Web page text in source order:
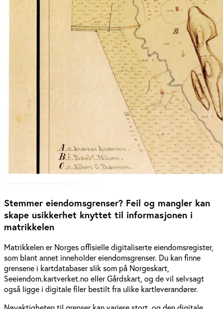
Stemmer eiendomsgrenser? Feil og mangler kan
skape usikkerhet knyttet til informasjonen i
matrikkelen
Matrikkelen er Norges offisielle digitaliserte eiendomsregister,
som blant annet inneholder eiendomsgrenser. Du kan finne
grensene i kartdatabaser slik som på Norgeskart,
Seeiendom.kartverket.no eller Gårdskart, og de vil selvsagt
også ligge i digitale filer bestilt fra ulike kartleverandører.